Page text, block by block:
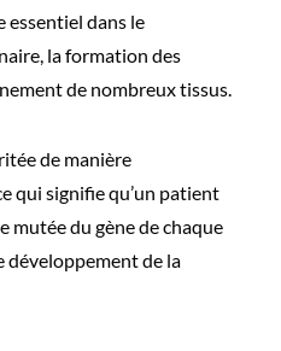
essentiel dans le
la formation des
de nombreux tissus.
de manière
qui signifie qu’un patient
mutée du gène de chaque
développement de la